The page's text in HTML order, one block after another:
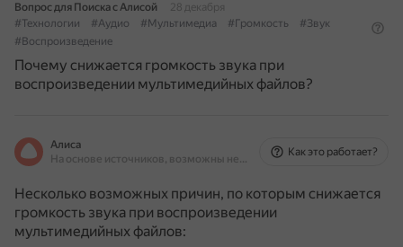
Вопрос для Поиска с Алисой
28 декабря
#Технологии
#Аудио #Мультимедиа #Громкость
#Звук
#Воспроизведение
Почему снижается громкость звука при
воспроизведении мультимедийных файлов?
Алиса
На основе источников, возможны неточности
Как это работает?
Несколько возможных причин, по которым снижается
громкость звука при воспроизведении
мультимедийных файлов: